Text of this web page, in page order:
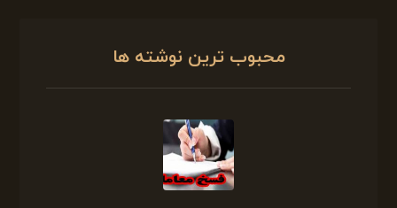
محبوب ترین نوشته ها